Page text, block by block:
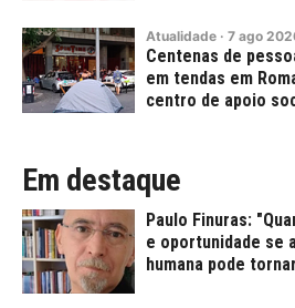
Atualidade · 7 ago
Centenas de
em tendas em
centro de apoio
Em destaque
Paulo Finuras:
e oportunidade se
humana pode